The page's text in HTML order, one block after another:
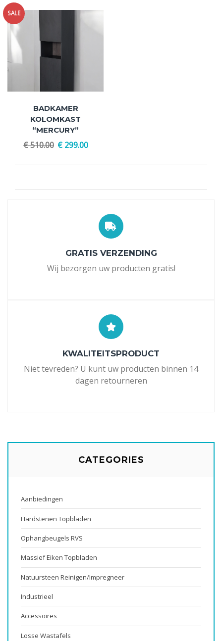
SALE
BADKAMER
KOLOMKAST
“MERCURY”
€510.00 €299.00
GRATIS VERZENDING
Wij bezorgen uw producten gratis!
KWALITEITSPRODUCT
Niet tevreden? U kunt uw producten binnen 14
dagen retourneren
CATEGORIES
Aanbiedingen
Hardstenen Topbladen
Ophangbeugels RVS
Massief Eiken Topbladen
Natuursteen Reinigen/impregneer
Industrieel
Accessoires
Losse Wastafels